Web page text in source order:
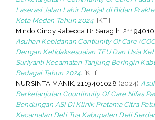
Laserasi Jalan Lahir Derajat di Bidan
Kota Medan Tahun 2024. [KTI]
Mindo Cindy Rabecca Br Saragih,
Asuhan Kebidanan Contiunity Of Care
Dengan Ketidaksesuaian TFU Dan Usia
Suriyanti Kecamatan Tanjung Beringin
Bedagai Tahun 2024. [KTI]
NURSINTA MANIK, 2119401028 (2024)
Berkelanjutan Countinuity Of Care Nifas
Bendungan ASI Di Klinik Pratama Citra
Kecamatan Deli Tua Kabupaten Deli